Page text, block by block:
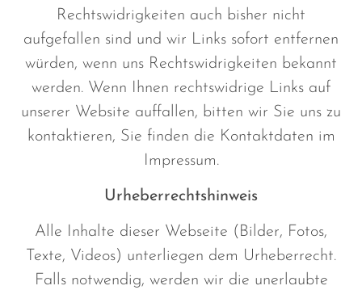
Rechtswidrigkeiten auch bisher nicht
aufgefallen sind und wir Links sofort entfernen
würden, wenn uns Rechtswidrigkeiten bekannt
werden. Wenn Ihnen rechtswidrige Links auf
unserer Website auffallen, bitten wir Sie uns zu
kontaktieren, Sie finden die Kontaktdaten im
Impressum.
Urheberrechtshinweis
Alle Inhalte dieser Webseite (Bilder, Fotos,
Texte, Videos) unterliegen dem Urheberrecht.
Falls notwendig, werden wir die unerlaubte